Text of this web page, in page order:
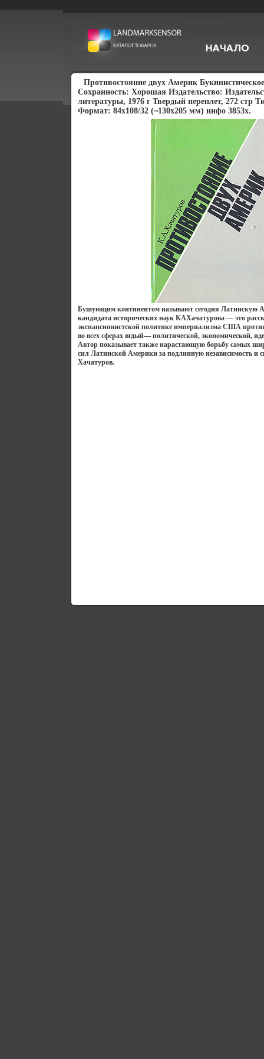
Противостояние двух Америк
Сохранность: Хорошая Издательство:
литературы, 1976 г Твердый переплет, 272 стр
Формат: 84x108/32 (~130х205 мм) инфо 3853x.
Бушующим континентом называют сегодня Латинскую
кандидата исторических наук КАХачатурова — это
экспансионистской политике империализма США
во всех сферах вгдый— политической, экономической,
Автор показывает также нарастающую борьбу самых
сил Латинской Америки за подлинную независимость и
Хачатуров.